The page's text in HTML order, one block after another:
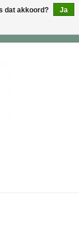
dat akkoord?
Ja